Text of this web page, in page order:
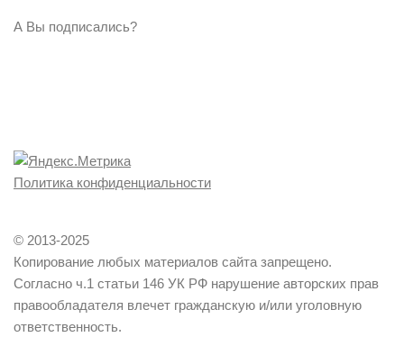
А Вы подписались?
Политика конфиденциальности
© 2013-2025
Копирование любых материалов сайта запрещено.
Согласно ч.1 статьи 146 УК РФ нарушение авторских прав
правообладателя влечет гражданскую и/или уголовную
ответственность.